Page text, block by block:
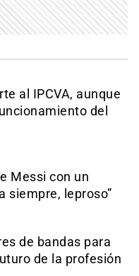
al IPCVA, aunque
del
Messi con un
siempre, leproso”
de bandas para
de la profesión